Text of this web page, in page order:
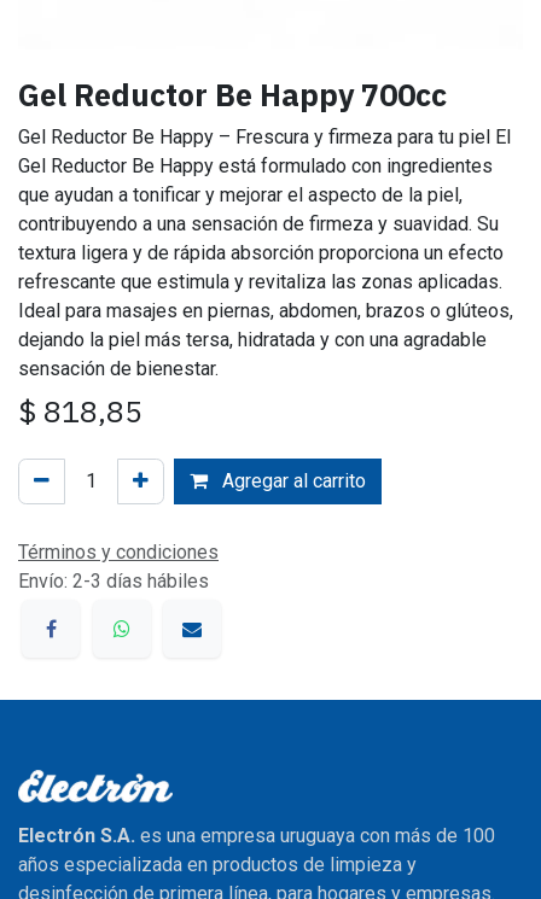
Gel Reductor Be Happy 700cc
Gel Reductor Be Happy – Frescura y firmeza para tu piel El
Gel Reductor Be Happy está formulado con ingredientes
que ayudan a tonificar y mejorar el aspecto de la piel,
contribuyendo a una sensación de firmeza y suavidad. Su
textura ligera y de rápida absorción proporciona un efecto
refrescante que estimula y revitaliza las zonas aplicadas.
Ideal para masajes en piernas, abdomen, brazos o glúteos,
dejando la piel más tersa, hidratada y con una agradable
sensación de bienestar.
$ 818,85
Agregar al carrito
Términos y condiciones
Envío: 2-3 días hábiles
Electrón S.A. es una empresa uruguaya con más de 100
años especializada en productos de limpieza y
desinfección de primera línea, para hogares y empresas.